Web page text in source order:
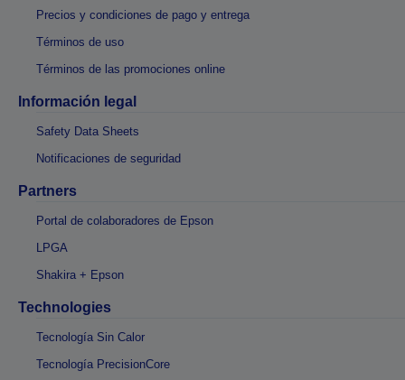
Precios y condiciones de pago y entrega
Términos de uso
Términos de las promociones online
Información legal
Safety Data Sheets
Notificaciones de seguridad
Partners
Portal de colaboradores de Epson
LPGA
Shakira + Epson
Technologies
Tecnología Sin Calor
Tecnología PrecisionCore